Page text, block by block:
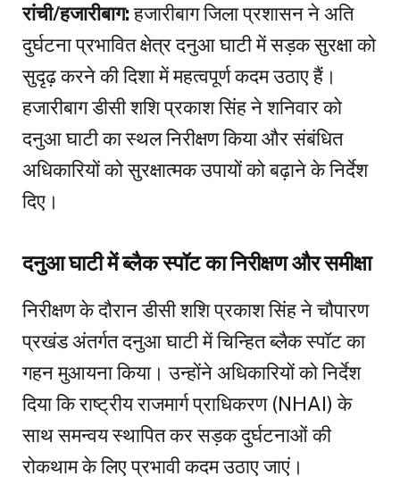
रांची/हजारीबाग:हजारीबाग जिला प्रशासन ने अति
दुर्घटना प्रभावित क्षेत्र दनुआ घाटी में सड़क सुरक्षा को
सुदृढ़ करने की दिशा में महत्वपूर्ण कदम उठाए हैं।
हजारीबाग डीसी शशि प्रकाश सिंह ने शनिवार को
दनुआ घाटी का स्थल निरीक्षण किया और संबंधित
अधिकारियों को सुरक्षात्मक उपायों को बढ़ाने के निर्देश
दिए।
दनुआ घाटी में ब्लैक स्पॉट का निरीक्षण और समीक्षा
निरीक्षण के दौरान डीसी शशि प्रकाश सिंह ने चौपारण
प्रखंड अंतर्गत दनुआ घाटी में चिन्हित ब्लैक स्पॉट का
गहन मुआयना किया। उन्होंने अधिकारियों को निर्देश
दिया कि राष्ट्रीय राजमार्ग प्राधिकरण (NHAI) के
साथ समन्वय स्थापित कर सड़क दुर्घटनाओं की
रोकथाम के लिए प्रभावी कदम उठाए जाएं।